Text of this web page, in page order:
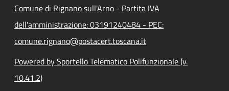
Comune di Rignano sull'Arno - Partita IVA
dell'amministrazione: 03191240484 - PEC:
comune.rignano@postacert.toscana.it
Powered by Sportello Telematico Polifunzionale (v.
10.41.2)